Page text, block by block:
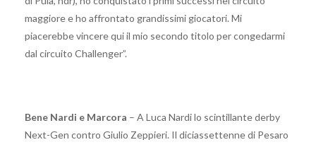
maggiore e ho affrontato grandissimi giocatori. Mi
piacerebbe vincere qui il mio secondo titolo per congedarmi
dal circuito Challenger”.
Bene Nardi e Marcora – A Luca Nardi lo scintillante derby
Next-Gen contro Giulio Zeppieri. Il diciassettenne di Pesaro